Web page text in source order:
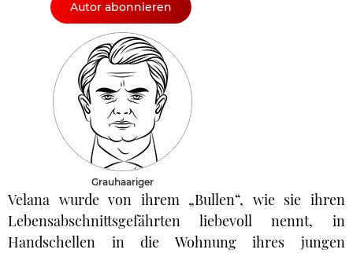
Autor abonnieren
Grauhaariger
Velana wurde von ihrem „Bullen“, wie sie ihren
Lebensabschnittsgefährten liebevoll nennt, in
Handschellen in die Wohnung ihres jungen